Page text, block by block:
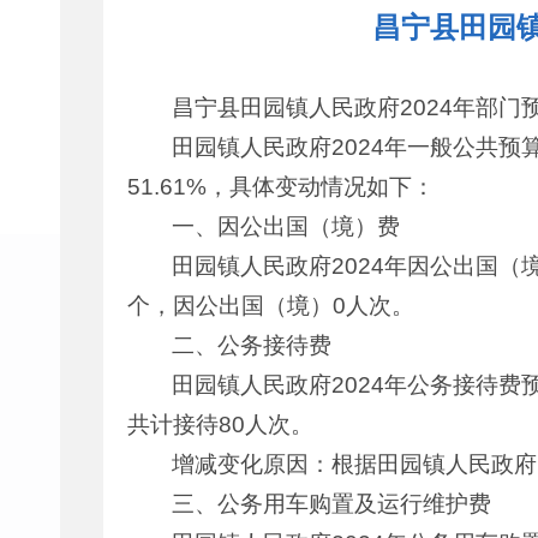
昌宁县田园
昌宁县田园镇人民政府2024年部门
田园镇人民政府2024年一般公共预
51.61%，具体变动情况如下：
一、因公出国（境）费
田园镇人民政府2024年因公出国（
个，因公出国（境）0人次。
二、公务接待费
田园镇人民政府2024年公务接待费
共计接待80人次。
增减变化原因：根据田园镇人民政
三、公务用车购置及运行维护费